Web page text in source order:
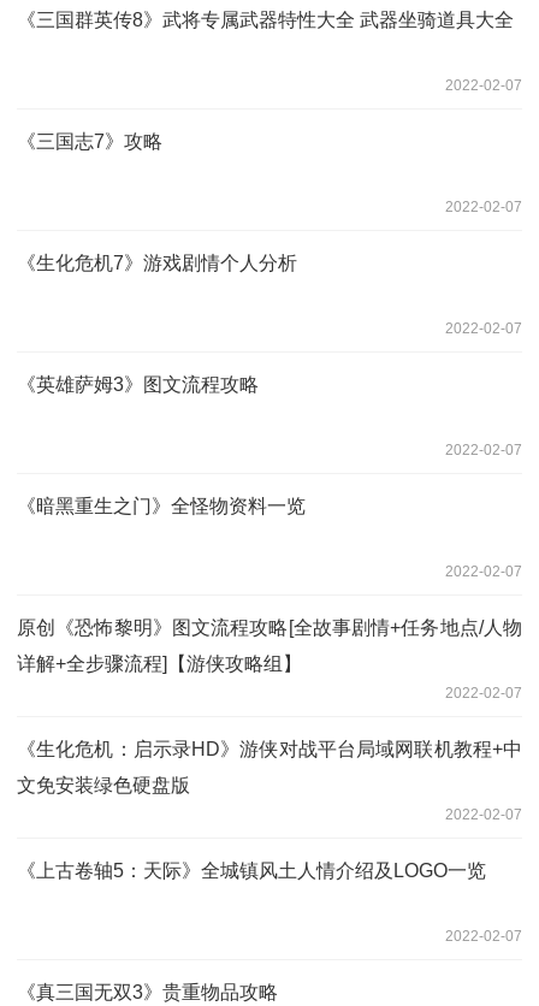
《三国群英传8》武将专属武器特性大全 武器坐骑道具大全
2022-02-07
《三国志7》攻略
2022-02-07
《生化危机7》游戏剧情个人分析
2022-02-07
《英雄萨姆3》图文流程攻略
2022-02-07
《暗黑重生之门》全怪物资料一览
2022-02-07
原创《恐怖黎明》图文流程攻略[全故事剧情+任务地点/人物
详解+全步骤流程]【游侠攻略组】
2022-02-07
《生化危机：启示录HD》游侠对战平台局域网联机教程+中
文免安装绿色硬盘版
2022-02-07
《上古卷轴5：天际》全城镇风土人情介绍及LOGO一览
2022-02-07
《真三国无双3》贵重物品攻略